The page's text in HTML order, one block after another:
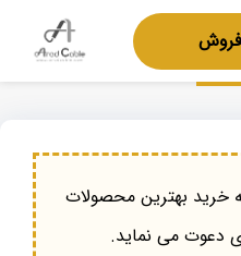
خرید بهترین محصولات
دعوت می نماید.